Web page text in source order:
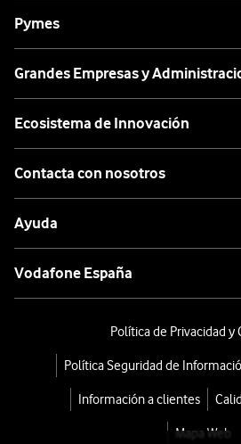
Pymes
Grandes Empresas y
Ecosistema de Innovación
Contacta con nosotros
Ayuda
Vodafone España
Política de Privacidad y
Política Seguridad de
Información a clientes
Mapa Web